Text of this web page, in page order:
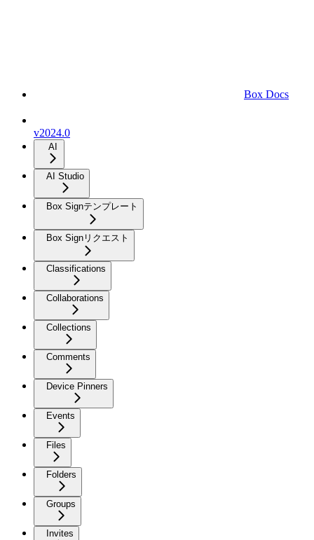
Box Docs
v2024.0
AI
AI Studio
Box Signテンプレート
Box Signリクエスト
Classifications
Collaborations
Collections
Comments
Device Pinners
Events
Files
Folders
Groups
Invites